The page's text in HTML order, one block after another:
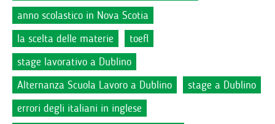
anno scolastico in Nova Scotia
la scelta delle materie
toefl
stage lavorativo a Dublino
Alternanza Scuola Lavoro a Dublino
stage a Dublino
errori degli italiani in inglese